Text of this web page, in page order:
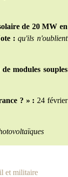
de 20 MW en
:qu'ils n'oublient
modules souples
? » : 24 février
et militaire